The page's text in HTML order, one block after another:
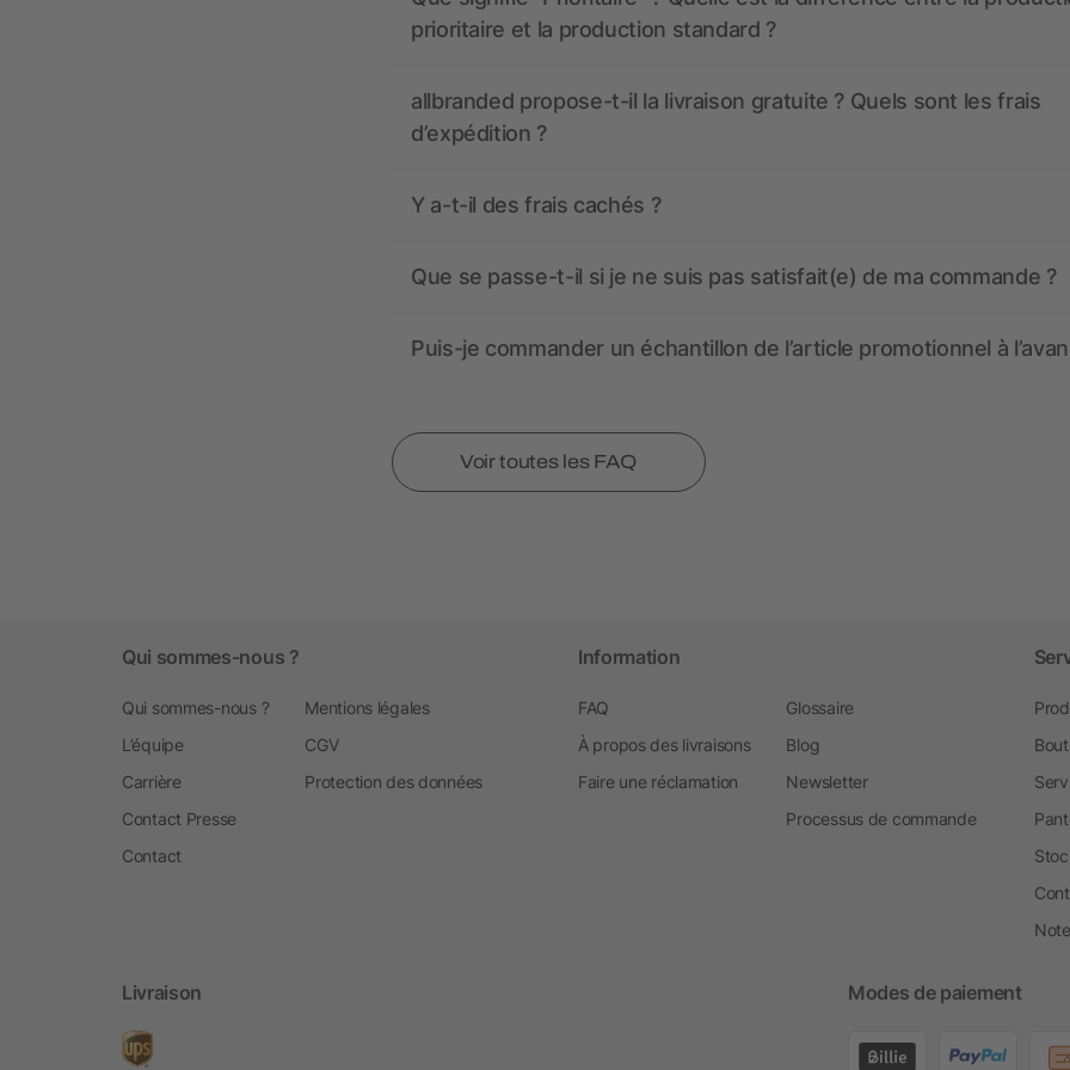
prioritaire et la production standard ?
allbranded propose-t-il la livraison gratuite ? Quels sont les frais
d’expédition ?
Y a-t-il des frais cachés ?
Que se passe-t-il si je ne suis pas satisfait(e) de ma commande ?
Puis-je commander un échantillon de l’article promotionnel à
Voir toutes les FAQ
Qui sommes-nous ?
Qui sommes-nous ?
L’équipe
Carrière
Contact Presse
Contact
Mentions légales
CGV
Protection des données
Information
FAQ
À propos des livraisons
Faire une réclamation
Glossaire
Blog
Newsletter
Processus de commande
Livraison Modes de paiement